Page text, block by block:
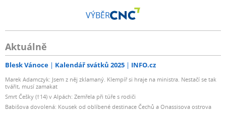
VÝBĚR
Aktuálně
Blesk Vánoce Kalendář svátků 2025 INFO.cz
Marek Adamczyk: Jsem z něj zklamaný. Klempíř si hraje na ministra. Nestačí se tak
tvářit, musí zamakat
Smrt Češky (†14) v Alpách: Zemřela při túře s rodiči
Babišova dovolená: Kousek od oblíbené destinace Čechů a Onassisova ostrova